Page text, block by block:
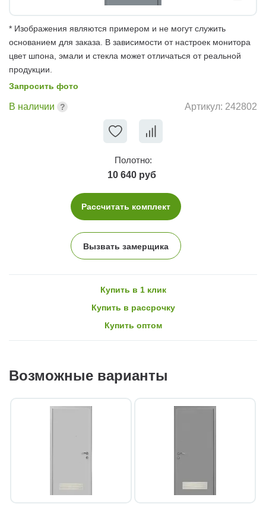
* Изображения являются примером и не могут служить
основанием для заказа. В зависимости от настроек монитора
цвет шпона, эмали и стекла может отличаться от реальной
продукции.
Запросить фото
В наличии Артикул: 242802
Полотно:
10 640 руб
Рассчитать комплект
Вызвать замерщика
Купить в 1 клик
Купить в рассрочку
Купить оптом
Возможные варианты